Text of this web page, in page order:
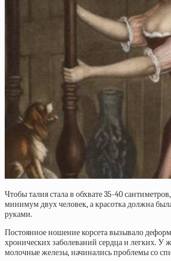
Чтобы талия стала в обхвате 35-40
минимум двух человек, а красотка должна
руками.
Постоянное ношение корсета вызывало
хронических заболеваний сердца и легких. У
молочные железы, начинались проблемы со